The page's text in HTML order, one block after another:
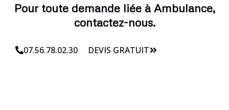
Pour toute demande liée à Ambulance,
contactez-nous.
07.56.78.02.30 DEVIS GRATUIT